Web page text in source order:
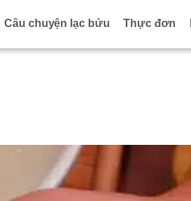
Câu chuyện lạc bửu Thực đơn